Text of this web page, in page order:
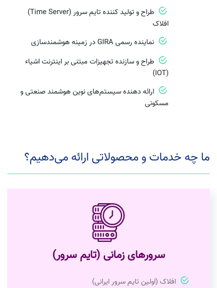
طراح و تولید کننده تایم سرور (Time Server)
افلاک
نماینده رسمی GIRA در زمینه هوشمندسازی
طراح و سازنده تجهیزات مبتنی بر اینترنت اشیاء
(IOT)
ارائه دهنده سیستم‌های نوین هوشمند صنعتی و
مسکونی
ما چه خدمات و محصولاتی ارائه می‌دهیم؟
سرورهای زمانی (تایم سرور)
افلاک (اولین تایم سرور ایرانی)